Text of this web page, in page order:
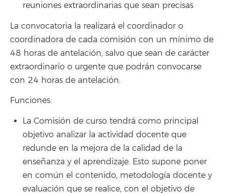
reuniones extraordinarias que sean precisas
La convocatoria la realizará el coordinador o
coordinadora de cada comisión con un mínimo de
48 horas de antelación, salvo que sean de carácter
extraordinario o urgente que podrán convocarse
con 24 horas de antelación.
Funciones:
La Comisión de curso tendrá como principal
objetivo analizar la actividad docente que
redunde en la mejora de la calidad de la
enseñanza y el aprendizaje. Esto supone poner
en común el contenido, metodología docente y
evaluación que se realice, con el objetivo de